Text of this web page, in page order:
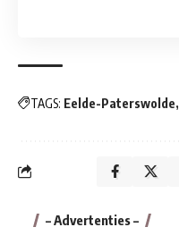
TAGS: Eelde-Paterswolde
– Advertenties –